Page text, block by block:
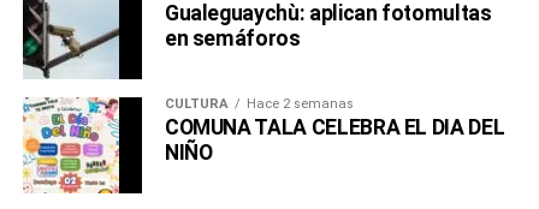
Gualeguaychù: aplican fotomultas
en semáforos
CULTURA Hace 2 semanas
COMUNA TALA CELEBRA EL DIA DEL
NIÑO